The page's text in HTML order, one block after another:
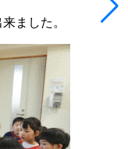
ました。